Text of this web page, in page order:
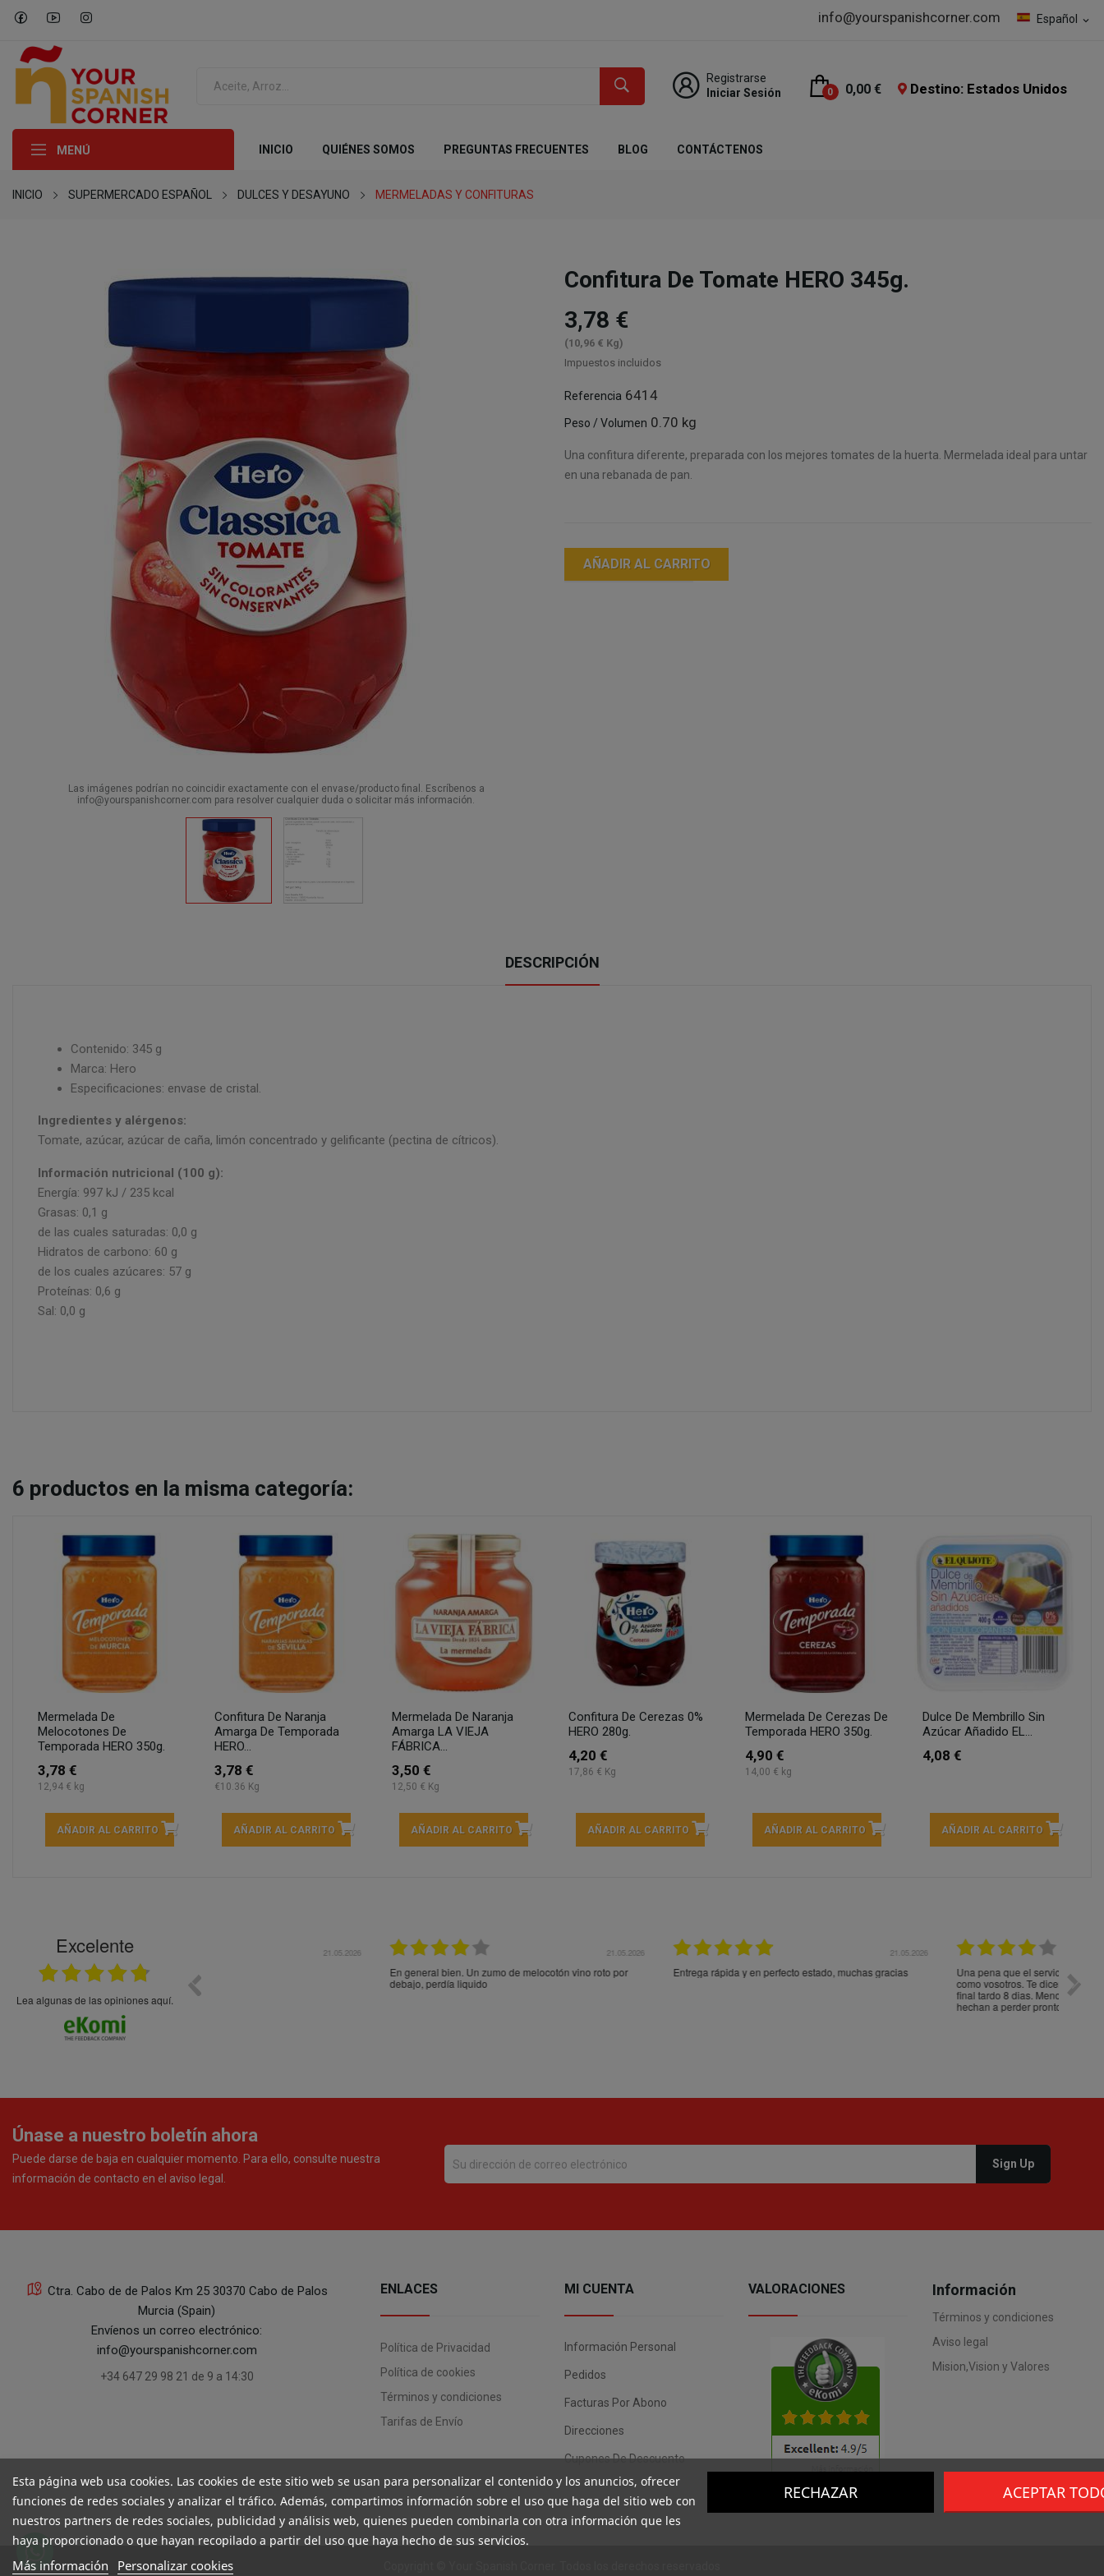
Español expand_more
info@yourspanishcorner.com
Registrarse
Iniciar Sesión
0 0,00 € Destino: Estados Unidos
MENÚ INICIO QUIÉNES SOMOS PREGUNTAS FRECUENTES BLOG CONTÁCTENOS
INICIO SUPERMERCADO ESPAÑOL DULCES Y DESAYUNO MERMELADAS Y CONFITURAS
Las imágenes podrían no coincidir exactamente con el envase/producto final. Escríbenos a
info@yourspanishcorner.com para resolver cualquier duda o solicitar más información.
Confitura De Tomate HERO 345g.
3,78 €
(10,96 € Kg)
Impuestos incluidos
Referencia 6414
Peso / Volumen 0.70 kg
Una confitura diferente, preparada con los mejores tomates de la huerta. Mermelada ideal para untar
en una rebanada de pan.
AÑADIR AL CARRITO
DESCRIPCIÓN
Contenido: 345 g
Marca: Hero
Especificaciones: envase de cristal.
Ingredientes y alérgenos:
Tomate, azúcar, azúcar de caña, limón concentrado y gelificante (pectina de cítricos).
Información nutricional (100 g):
Energía: 997 kJ / 235 kcal
Grasas: 0,1 g
de las cuales saturadas: 0,0 g
Hidratos de carbono: 60 g
de los cuales azúcares: 57 g
Proteínas: 0,6 g
Sal: 0,0 g
6 productos en la misma categoría:
Mermelada De
Melocotones De
Temporada HERO 350g.
3,78 €
12,94 € kg
AÑADIR AL CARRITO
Confitura De Naranja
Amarga De Temporada
HERO...
3,78 €
€10.36 Kg
AÑADIR AL CARRITO
Mermelada De Naranja
Amarga LA VIEJA
FÁBRICA...
3,50 €
12,50 € Kg
AÑADIR AL CARRITO
Confitura De Cerezas 0%
HERO 280g.
4,20 €
17,86 € Kg
AÑADIR AL CARRITO
Mermelada De Cerezas De
Temporada HERO 350g.
4,90 €
14,00 € kg
AÑADIR AL CARRITO
Dulce De Membrillo Sin
Azúcar Añadido EL...
4,08 €
AÑADIR AL CARRITO
Excelente
Lea algunas de las opiniones aquí.
21.05.2026
En general bien. Un zumo de melocotón vino roto por
21.05.2026
Entrega rápida y en perfecto estado, muchas gracias
15.05.2026
Una pena que el servicio de envio no sea tan bueno
como vosotros. Te dicen que vienen dentro de 4 dias y al
final tardo 8 dias. Menos mal que no pedí cosas que se
Únase a nuestro boletín ahora
Puede darse de baja en cualquier momento. Para ello, consulte nuestra
información de contacto en el aviso legal.
Ctra. Cabo de de Palos Km 25 30370 Cabo de Palos
Murcia (Spain)
Envíenos un correo electrónico:
info@yourspanishcorner.com
+34 647 29 98 21 de 9 a 14:30
ENLACES
Política de Privacidad
Política de cookies
Términos y condiciones
Tarifas de Envío
MI CUENTA
Información Personal
Pedidos
Facturas Por Abono
Direcciones
Cupones De Descuento
VALORACIONES Información
Términos y condiciones
Aviso legal
Mision,Vision y Valores
Esta página web usa cookies. Las cookies de este sitio web se usan para personalizar el contenido y los anuncios, ofrecer
funciones de redes sociales y analizar el tráfico. Además, compartimos información sobre el uso que haga del sitio web con
nuestros partners de redes sociales, publicidad y análisis web, quienes pueden combinarla con otra información que les
haya proporcionado o que hayan recopilado a partir del uso que haya hecho de sus servicios.
Más información Personalizar cookies
RECHAZAR ACEPTAR